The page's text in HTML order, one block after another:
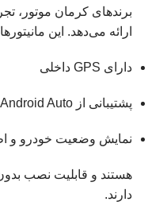
برندهای کرمان موتور،
ارائه می‌دهد. این
دارای GPS داخلی
پشتیبانی از Android Auto و Apple CarPlay
نمایش وضعیت خودرو و
هستند و قابلیت نصب بدون
دارند.